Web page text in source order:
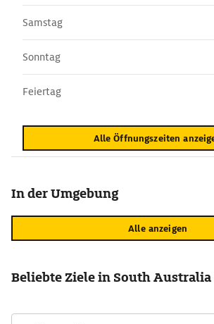
Samstag
Sonntag
Feiertag
Alle Öffnungszeiten
In der Umgebung
Alle anzeigen
Beliebte Ziele in South Australia